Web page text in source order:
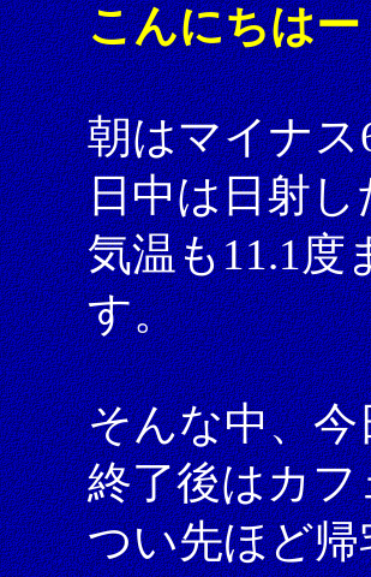
こんにちは
朝はマイナ
日中は日射
気温も11.1度
す。
そんな中、
終了後はカ
つい先ほど